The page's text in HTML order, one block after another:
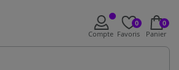
Compte
0
Favoris
0
Panier